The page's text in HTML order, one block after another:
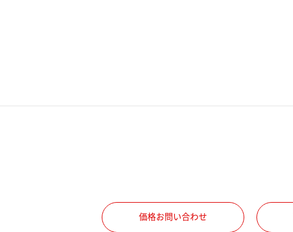
価格お問い合わせ